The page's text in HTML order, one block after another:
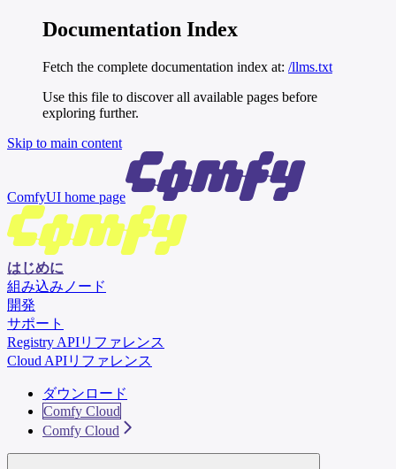
Documentation Index
Fetch the complete documentation index at: /llms.txt
Use this file to discover all available pages before
exploring further.
Skip to main content
ComfyUI home page
はじめに
組み込みノード
開発
サポート
Registry APIリファレンス
Cloud APIリファレンス
ダウンロード
Comfy Cloud
Comfy Cloud